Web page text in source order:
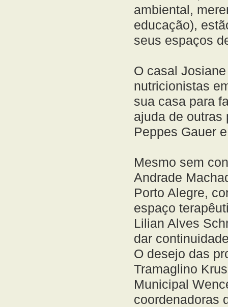
ambiental,
educação),
seus espaços
O casal
nutricionistas
sua casa para
ajuda de outras
Peppes Gauer
Mesmo sem
Andrade
Porto Alegre,
espaço
Lilian Alves
dar
O desejo das
Tramaglino
Municipal
coordenadoras